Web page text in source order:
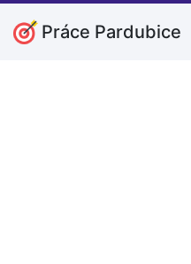
Práce Pardubice